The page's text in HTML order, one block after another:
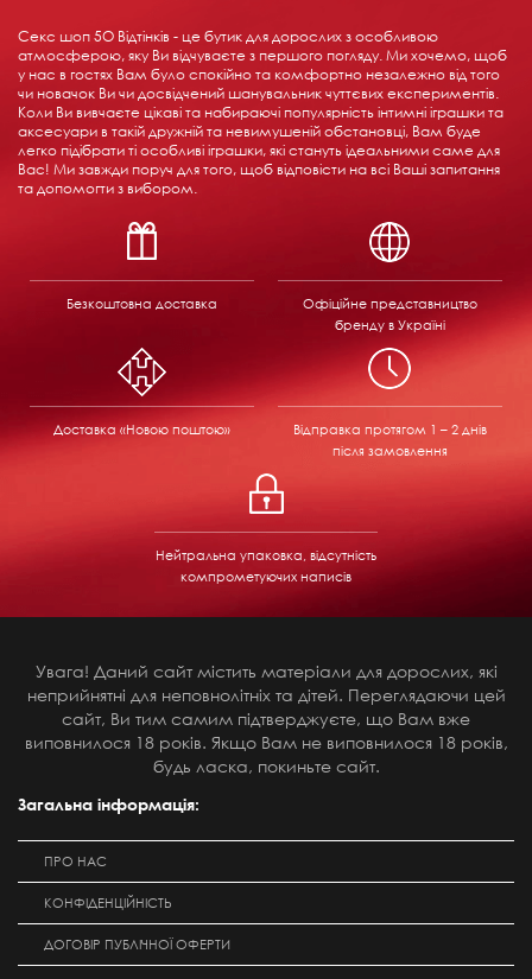
Секс шоп 5О Відтінків - це бутик для дорослих з особливою
атмосферою, яку Ви відчуваєте з першого погляду. Ми хочемо, щоб
у нас в гостях Вам було спокійно та комфортно незалежно від того
чи новачок Ви чи досвідчений шанувальник чуттєвих експериментів.
Коли Ви вивчаєте цікаві та набираючі популярність інтимні іграшки та
аксесуари в такій дружній та невимушеній обстановці, Вам буде
легко підібрати ті особливі іграшки, які стануть ідеальними саме для
Вас! Ми завжди поруч для того, щоб відповісти на всі Ваші запитання
та допомогти з вибором.
Безкоштовна доставка
Офіційне представництво
бренду в Україні
Доставка «Новою поштою» Відправка протягом 1 – 2 днів
після замовлення
Нейтральна упаковка, відсутність
компрометуючих написів
Увага! Даний сайт містить матеріали для дорослих, які
неприйнятні для неповнолітніх та дітей. Переглядаючи цей
сайт, Ви тим самим підтверджуєте, що Вам вже
виповнилося 18 років. Якщо Вам не виповнилося 18 років,
будь ласка, покиньте сайт.
Загальна інформація:
ПРО НАС
КОНФІДЕНЦІЙНІСТЬ
ДОГОВІР ПУБЛІЧНОЇ ОФЕРТИ